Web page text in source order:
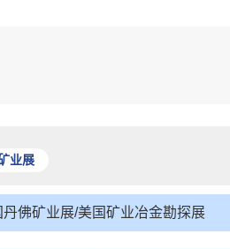
业展
佛矿业展/美国矿业冶金勘探展